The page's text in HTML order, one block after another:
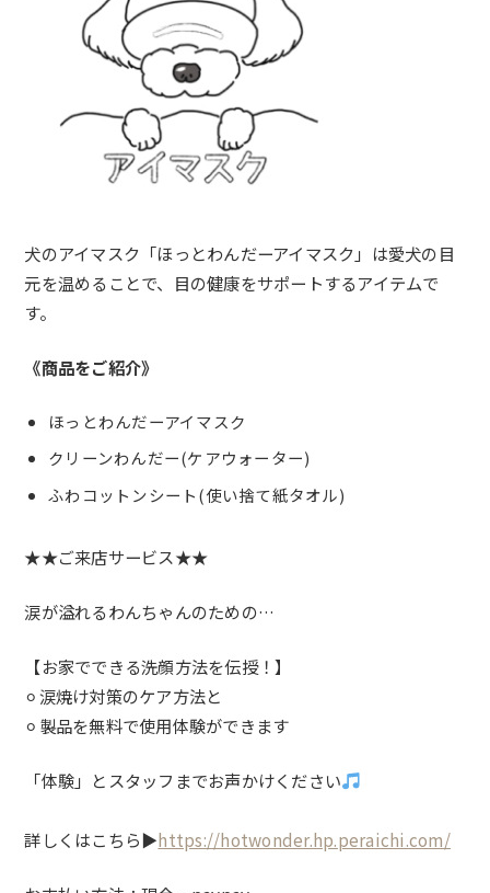
犬のアイマスク「ほっとわんだーアイマスク」は愛犬の目
元を温めることで、目の健康をサポートするアイテムで
す。
《商品をご紹介》
ほっとわんだーアイマスク
クリーンわんだー(ケアウォーター)
ふわコットンシート(使い捨て紙タオル)
★★ご来店サービス★★
涙が溢れるわんちゃんのための…
【お家でできる洗顔方法を伝授！】
⚪︎涙焼け対策のケア方法と
⚪︎製品を無料で使用体験ができます
「体験」とスタッフまでお声かけください
詳しくはこちら▶︎https://hotwonder.hp.peraichi.com/